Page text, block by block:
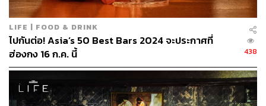
แน่นอนว่ามาทั้งทีก็ควรนั่งที่หน้าบาร์ แต่หากมาเป็นกลุ่มก๊วน
ก็อาจเลือกโต๊ะ Semi-Private ที่นั่งรวมกลุ่มกันได้ 5-6 คนแบบ
สบายๆ หรือจะนั่งฟังเพลงที่มุมข้างเวทีก็ไม่เลว
LIFE | FOOD & DRINK
ไปกันต่อ! Asia’s 50 Best Bars 2024 จะประกาศที่
ฮ่องกง 16 ก.ค. นี้
438